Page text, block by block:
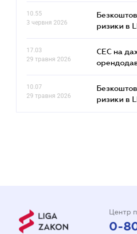
10.55
3 червня 2026
ризики в
17.03
29 травня 2026
СЕС на
10.07
29 травня 2026
ризики в
Центр
0-